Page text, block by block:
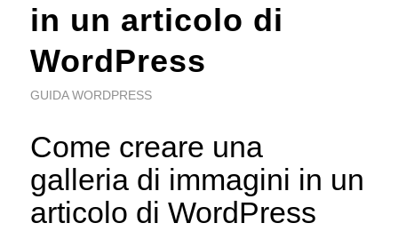
in un articolo di
WordPress
GUIDA WORDPRESS
Come creare una
galleria di immagini in un
articolo di WordPress